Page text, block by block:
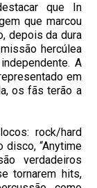
que In
que marcou
depois da dura
hercúlea
A
em
os fãs terão a
rock/hard
disco, “Anytime
verdadeiros
tornarem hits,